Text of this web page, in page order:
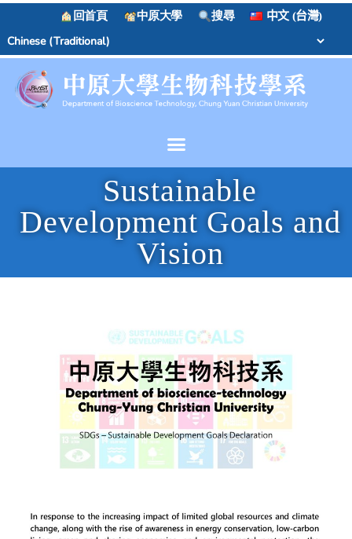
回首頁 中原大學 搜尋 中文 (台灣)
Sustainable
Development Goals and
Vision